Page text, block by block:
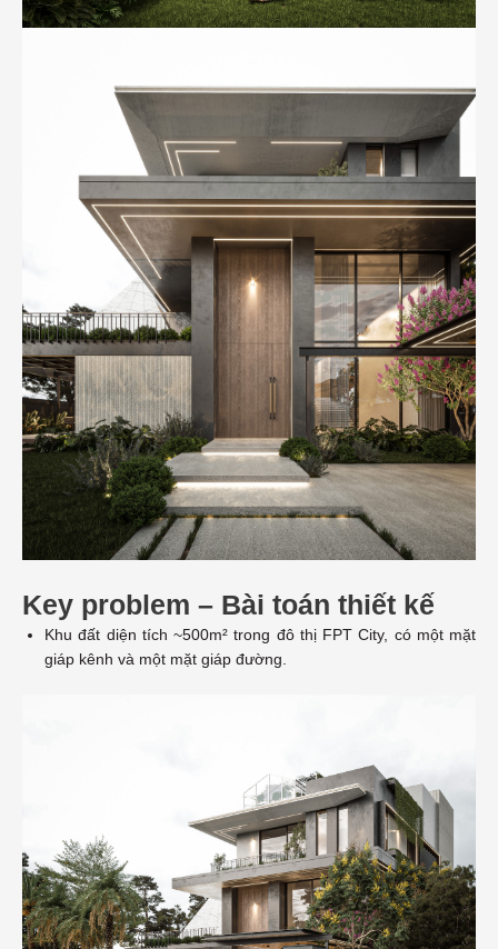
Key problem – Bài toán thiết kế
Khu đất diện tích ~500m² trong đô thị FPT City, có một mặt
giáp kênh và một mặt giáp đường.